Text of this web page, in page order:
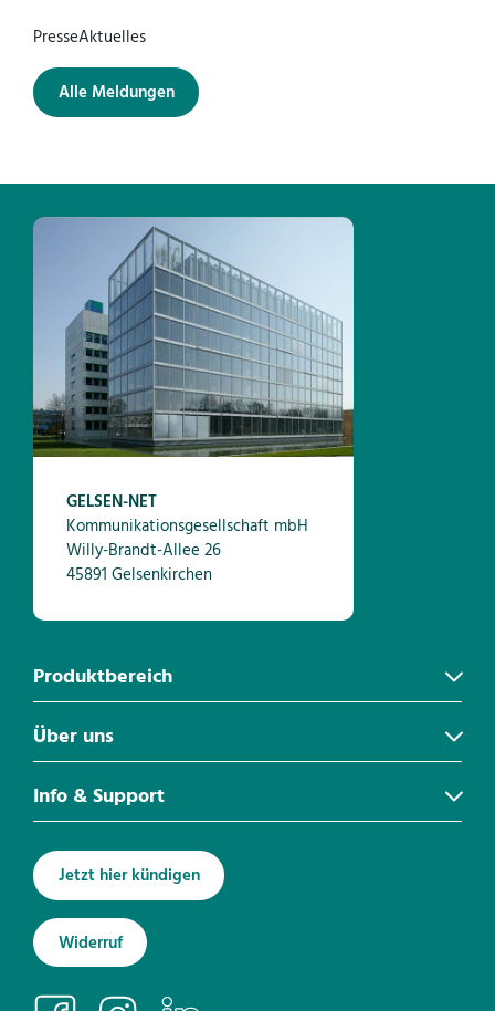
PresseAktuelles
Alle Meldungen
GELSEN-NET
Kommunikationsgesellschaft mbH
Willy-Brandt-Allee 26
45891 Gelsenkirchen
Produktbereich
Über uns
Info & Support
Jetzt hier kündigen
Widerruf